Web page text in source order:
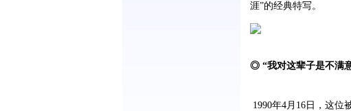
涯”的经典特写。
◎ “我对这辈子是不满
1990年4月16日，这位